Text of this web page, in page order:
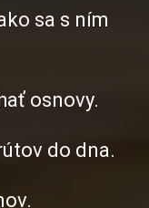
sa s ním
osnovy.
do dna.